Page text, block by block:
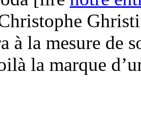
à la mesure de
la marque